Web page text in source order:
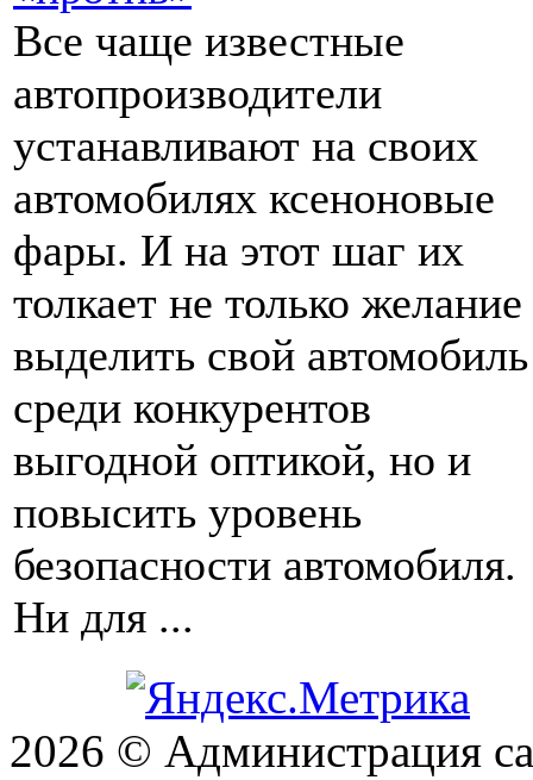
Все чаще известные
автопроизводители
устанавливают на своих
автомобилях ксеноновые
фары. И на этот шаг их
толкает не только желание
выделить свой автомобиль
среди конкурентов
выгодной оптикой, но и
повысить уровень
безопасности автомобиля.
Ни для ...
2026 © Администрация